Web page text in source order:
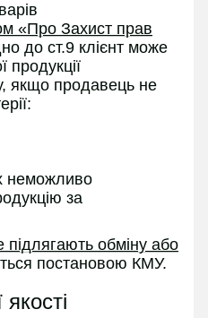
«Про Захист прав
до ст.9 клієнт може
продукції
якщо продавець не
неможливо
за
підлягають обміну або
постановою КМУ.